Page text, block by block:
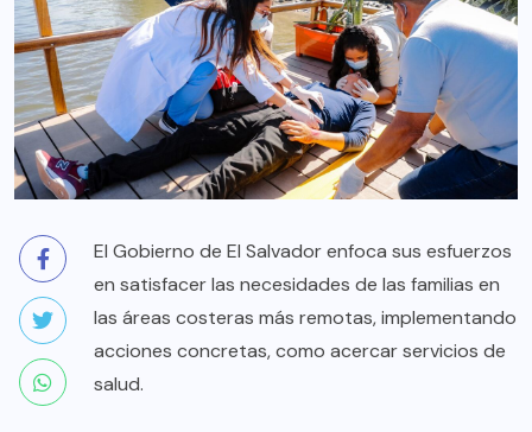
El Gobierno de El Salvador enfoca sus esfuerzos
en satisfacer las necesidades de las familias en
las áreas costeras más remotas, implementando
acciones concretas, como acercar servicios de
salud.